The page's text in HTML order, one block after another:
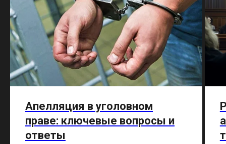
Апелляция в уголовном
праве: ключевые вопросы и
ответы